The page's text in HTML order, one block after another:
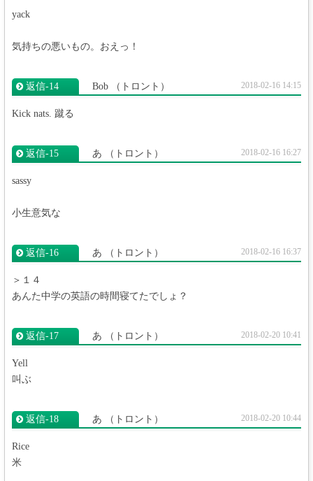
yack
気持ちの悪いもの。おえっ！
返信‐14 Bob （トロント） 2018-02-16 14:15
Kick nats. 蹴る
返信‐15 あ （トロント） 2018-02-16 16:27
sassy
小生意気な
返信‐16 あ （トロント） 2018-02-16 16:37
＞１４
あんた中学の英語の時間寝てたでしょ？
返信‐17 あ （トロント） 2018-02-20 10:41
Yell
叫ぶ
返信‐18 あ （トロント） 2018-02-20 10:44
Rice
米